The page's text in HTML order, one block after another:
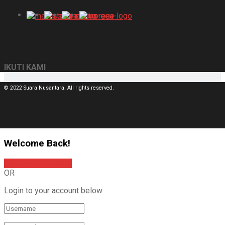
IKUTI KAMI
© 2022 Suara Nusantara. All rights reserved.
Welcome Back!
OR
Login to your account below